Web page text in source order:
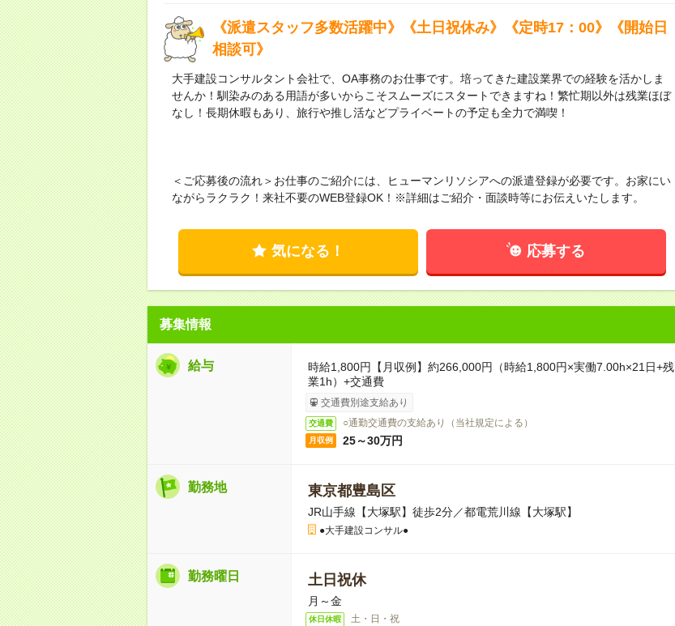
《派遣スタッフ多数活躍中》《土日祝休み》《定時17：00》《開始日
相談可》
大手建設コンサルタント会社で、OA事務のお仕事です。培ってきた建設業界での経験を活かしま
せんか！馴染みのある用語が多いからこそスムーズにスタートできますね！繁忙期以外は残業ほぼ
なし！長期休暇もあり、旅行や推し活などプライベートの予定も全力で満喫！
＜ご応募後の流れ＞お仕事のご紹介には、ヒューマンリソシアへの派遣登録が必要です。お家にい
ながらラクラク！来社不要のWEB登録OK！※詳細はご紹介・面談時等にお伝えいたします。
気になる！ 応募する
募集情報
給与
時給1,800円【月収例】約266,000円（時給1,800円×実働7.00h×21日+残
業1h）+交通費
交通費別途支給あり
交通費 ○通勤交通費の支給あり（当社規定による）
月収例 25～30万円
勤務地 東京都豊島区
JR山手線【大塚駅】徒歩2分／都電荒川線【大塚駅】
●大手建設コンサル●
勤務曜日 土日祝休
月～金
休日休暇 土・日・祝